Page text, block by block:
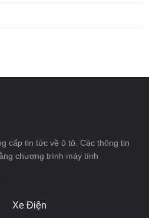
cấp tin tức về ô tô. Các thông tin
chương trình máy tính
Xe Điện